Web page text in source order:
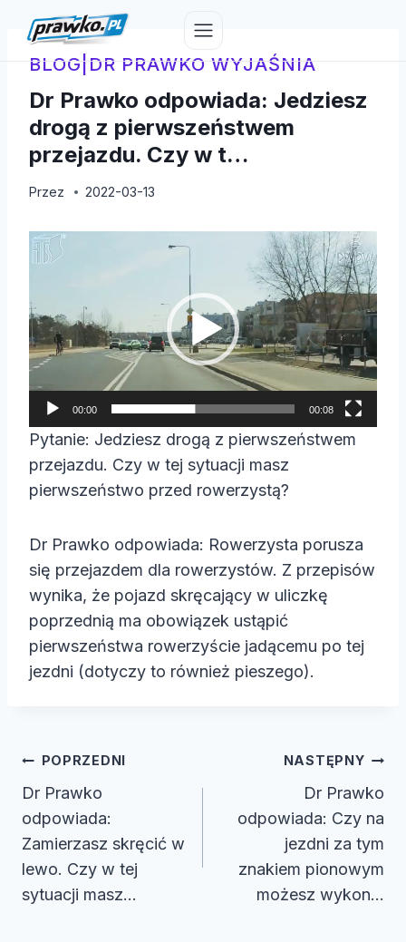
treściBLOG| DR PRAWKO WYJAŚNIA
Dr Prawko odpowiada: Jedziesz
drogą z pierwszeństwem
przejazdu. Czy w t…
Przez 2022-03-13
O
d
w
a
r
z
c
z
v
d
e
o
00:00 00:08
Pytanie: Jedziesz drogą z pierwszeństwem
przejazdu. Czy w tej sytuacji masz
pierwszeństwo przed rowerzystą?
Dr Prawko odpowiada: Rowerzysta porusza
się przejazdem dla rowerzystów. Z przepisów
wynika, że pojazd skręcający w uliczkę
poprzednią ma obowiązek ustąpić
pierwszeństwa rowerzyście jadącemu po tej
jezdni (dotyczy to również pieszego).
Nawigacja
wpisu
POPRZEDNI
Dr Prawko
odpowiada:
Zamierzasz skręcić w
lewo. Czy w tej
sytuacji masz…
NASTĘPNY
Dr Prawko
odpowiada: Czy na
jezdni za tym
znakiem pionowym
możesz wykon…